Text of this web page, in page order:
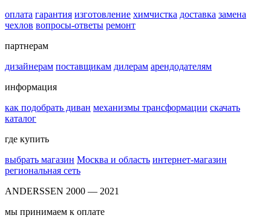
оплата гарантия изготовление химчистка доставка замена
чехлов вопросы-ответы ремонт
партнерам
дизайнерам поставщикам дилерам арендодателям
информация
как подобрать диван механизмы трансформации скачать
каталог
где купить
выбрать магазин Москва и область интернет-магазин
региональная сеть
ANDERSSEN 2000 — 2021
мы принимаем к оплате